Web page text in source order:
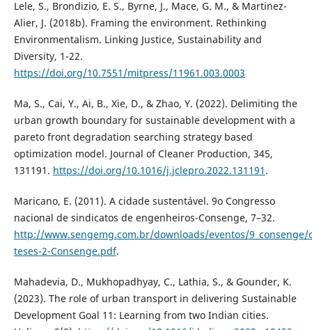
Lele, S., Brondizio, E. S., Byrne, J., Mace, G. M., & Martinez-
Alier, J. (2018b). Framing the environment. Rethinking
Environmentalism. Linking Justice, Sustainability and
Diversity, 1-22.
https://doi.org/10.7551/mitpress/11961.003.0003
Ma, S., Cai, Y., Ai, B., Xie, D., & Zhao, Y. (2022). Delimiting the
urban growth boundary for sustainable development with a
pareto front degradation searching strategy based
optimization model. Journal of Cleaner Production, 345,
131191. https://doi.org/10.1016/j.jclepro.2022.131191 .
Maricano, E. (2011). A cidade sustentável. 9o Congresso
nacional de sindicatos de engenheiros-Consenge, 7–32.
http://www.sengemg.com.br/downloads/eventos/9_consenge/
teses-2-Consenge.pdf.
Mahadevia, D., Mukhopadhyay, C., Lathia, S., & Gounder, K.
(2023). The role of urban transport in delivering Sustainable
Development Goal 11: Learning from two Indian cities.